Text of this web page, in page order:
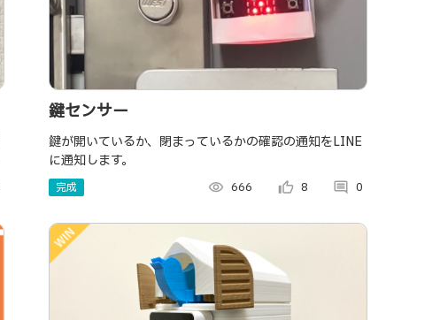
鍵センサー
鍵が開いているか、閉まっているかの確認の通知をLINE
に通知します。
完成 visibility 666 thumb_up_alt 8 comment 0